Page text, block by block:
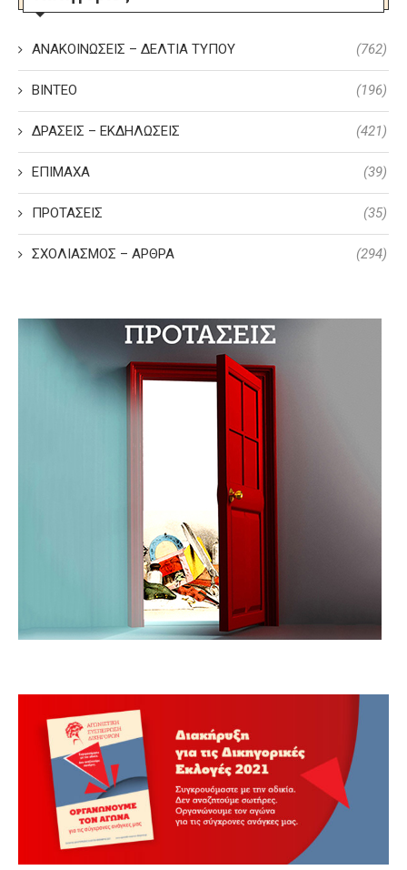
ΑΝΑΚΟΙΝΩΣΕΙΣ – ΔΕΛΤΙΑ ΤΥΠΟΥ (762)
ΒΙΝΤΕΟ (196)
ΔΡΑΣΕΙΣ – ΕΚΔΗΛΩΣΕΙΣ (421)
ΕΠΙΜΑΧΑ (39)
ΠΡΟΤΑΣΕΙΣ (35)
ΣΧΟΛΙΑΣΜΟΣ – ΑΡΘΡΑ (294)